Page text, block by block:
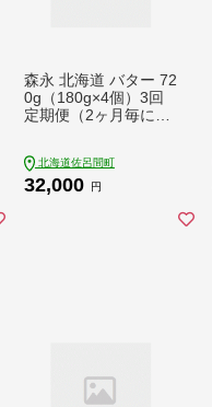
森永 北海道 バター 72
0g（180g×4個）3回
定期便（2ヶ月毎にお
北海道佐呂間町
32,000 円